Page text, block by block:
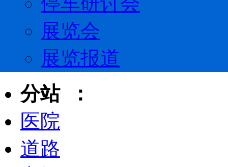
展览会
展览报道
分站 ：
医院
道路